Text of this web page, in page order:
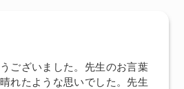
ございました。先生のお言葉
れたような思いでした。先生